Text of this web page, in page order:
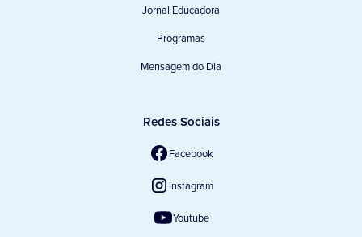
Jornal Educadora
Programas
Mensagem do Dia
Redes Sociais
Facebook
Instagram
Youtube